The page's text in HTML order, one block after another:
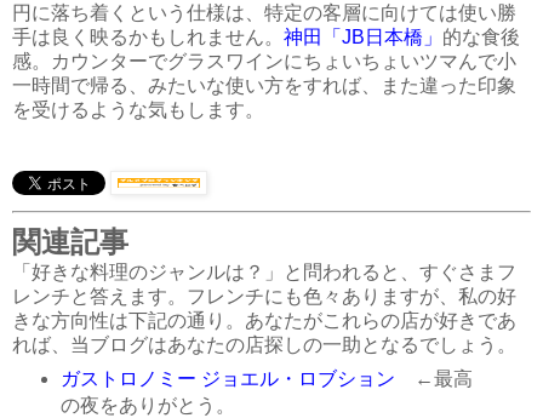
円に落ち着くという仕様は、特定の客層に向けては使い勝
手は良く映るかもしれません。 神田「JB日本橋」 的な食後
感。カウンターでグラスワインにちょいちょいツマんで小
一時間で帰る、みたいな使い方をすれば、また違った印象
を受けるような気もします。
関連記事
「好きな料理のジャンルは？」と問われると、すぐさまフ
レンチと答えます。フレンチにも色々ありますが、私の好
きな方向性は下記の通り。あなたがこれらの店が好きであ
れば、当ブログはあなたの店探しの一助となるでしょう。
ガストロノミー ジョエル・ロブション ←最高
の夜をありがとう。